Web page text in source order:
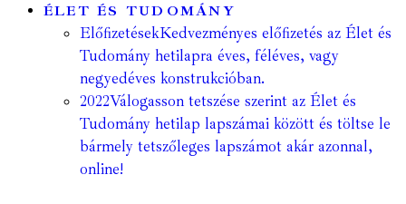
ÉLET ÉS TUDOMÁNY
ElőfizetésekKedvezményes előfizetés az Élet és
Tudomány hetilapra éves, féléves, vagy
negyedéves konstrukcióban.
2022Válogasson tetszése szerint az Élet és
Tudomány hetilap lapszámai között és töltse le
bármely tetszőleges lapszámot akár azonnal,
online!